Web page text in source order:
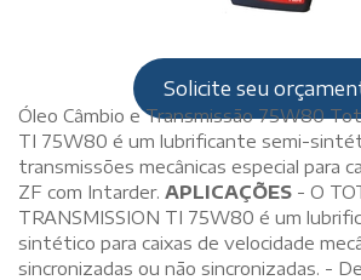
Solicite seu
Óleo Câmbio e Transmissão 75W80
TI 75W80 é um lubrificante semi-
transmissões mecânicas especial para
ZF com Intarder. APLICAÇÕES - O
TRANSMISSION TI 75W80 é um
sintético para caixas de velocidade
sincronizadas ou não sincronizadas. -